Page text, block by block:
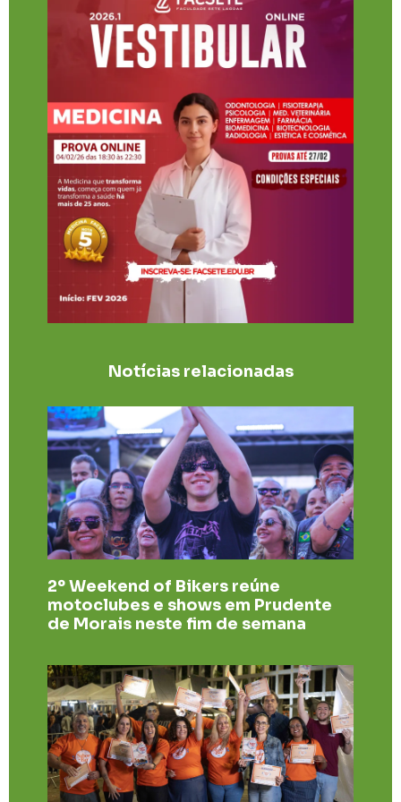
Notícias relacionadas
2º Weekend of Bikers reúne
motoclubes e shows em Prudente
de Morais neste fim de semana